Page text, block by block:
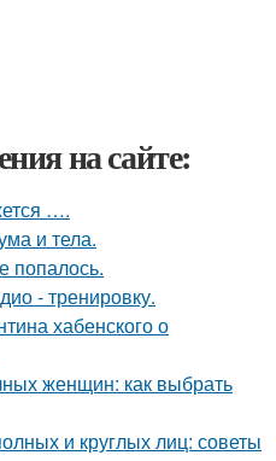
на сайте:
….
и тела.
попалось.
- тренировку.
хабенского о
женщин: как выбрать
и круглых лиц: советы